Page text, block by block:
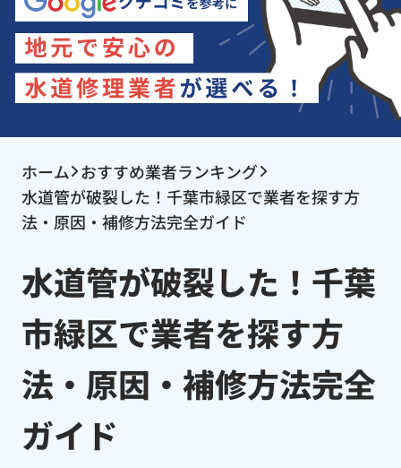
ホーム おすすめ業者ランキング
水道管が破裂した！千葉市緑区で業者を探す方
法・原因・補修方法完全ガイド
水道管が破裂した！千葉
市緑区で業者を探す方
法・原因・補修方法完全
ガイド